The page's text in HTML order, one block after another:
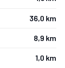
36,0 km
8,9 km
1,0 km